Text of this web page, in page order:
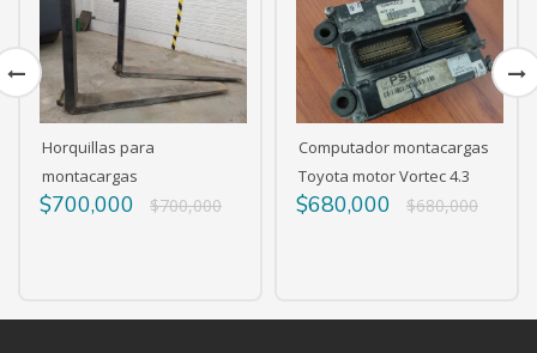
Computador montacargas
Toyota motor Vortec 4.3
$680,000 $680,000
Cuerpo de aceleración
montacargas Toyota
$870,000 $870,000